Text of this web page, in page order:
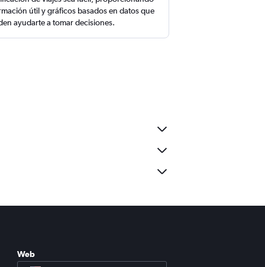
útil y gráficos basados en datos que
ayudarte a tomar decisiones.
Web